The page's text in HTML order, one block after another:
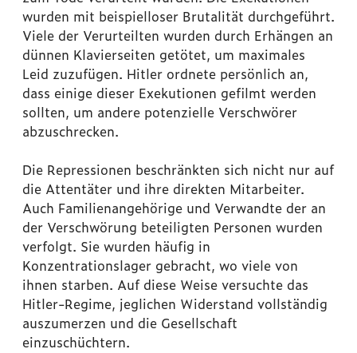
wurden mit beispielloser Brutalität durchgeführt.
Viele der Verurteilten wurden durch Erhängen an
dünnen Klavierseiten getötet, um maximales
Leid zuzufügen. Hitler ordnete persönlich an,
dass einige dieser Exekutionen gefilmt werden
sollten, um andere potenzielle Verschwörer
abzuschrecken.
Die Repressionen beschränkten sich nicht nur auf
die Attentäter und ihre direkten Mitarbeiter.
Auch Familienangehörige und Verwandte der an
der Verschwörung beteiligten Personen wurden
verfolgt. Sie wurden häufig in
Konzentrationslager gebracht, wo viele von
ihnen starben. Auf diese Weise versuchte das
Hitler-Regime, jeglichen Widerstand vollständig
auszumerzen und die Gesellschaft
einzuschüchtern.